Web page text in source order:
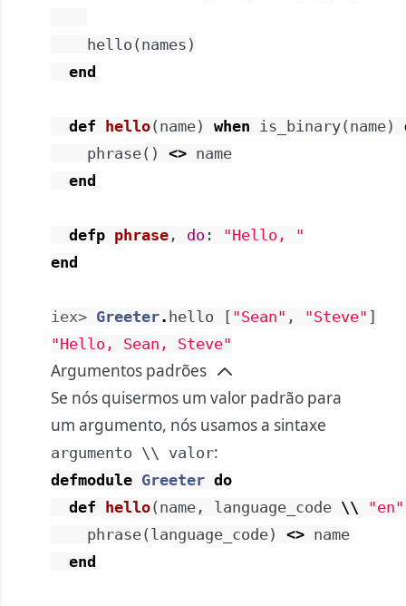
hello ( names )
end
def hello( name) when is_binary( name)
phrase( ) <> name
end
defp phrase , do :
"Hello, "
end
iex> Greeter. hello [ "Sean" , "Steve" ]
"Hello, Sean, Steve"
Argumentos padrões
Se nós quisermos um valor padrão para
um argumento, nós usamos a sintaxe
argumento \\ valor:
defmodule Greeter do
def
hello( name , language_code \\ "en"
phrase( language_code) <> name
end